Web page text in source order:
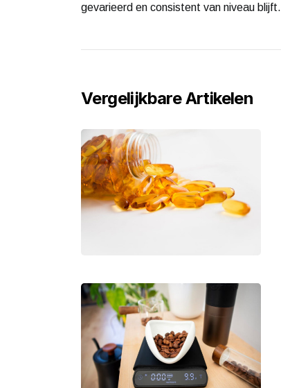
gevarieerd en consistent van niveau blijft.
Vergelijkbare Artikelen